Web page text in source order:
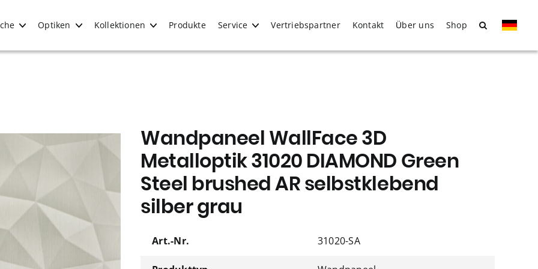
Optiken Kollektionen Produkte Service Vertriebspartner Kontakt Über uns Shop
Wandpaneel WallFace 3D
Metalloptik 31020 DIAMOND Green
Steel brushed AR selbstklebend
silber grau
Art.-Nr. 31020-SA